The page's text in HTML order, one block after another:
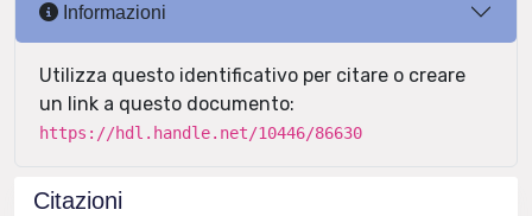
Informazioni
Utilizza questo identificativo per citare o creare
un link a questo documento:
https://hdl.handle.net/10446/86630
Citazioni